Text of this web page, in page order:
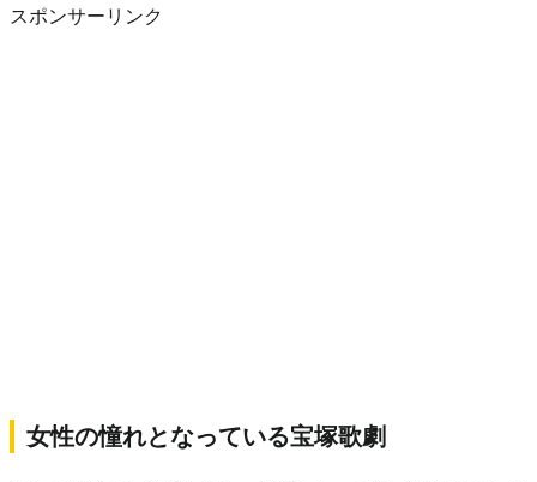
スポンサーリンク
女性の憧れとなっている宝塚歌劇